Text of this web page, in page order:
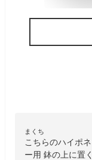
まくち
こちらのハイポ
ー用 鉢の上に置